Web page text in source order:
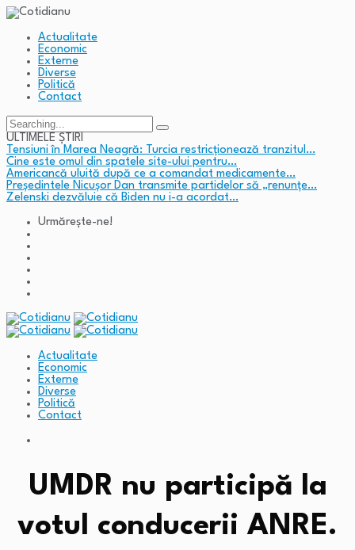
Actualitate
Economic
Externe
Diverse
Politică
Contact
Search
for:
ULTIMELE ȘTIRI
Tensiuni în Marea Neagră: Turcia restricționează tranzitul…
Cine este omul din spatele site-ului pentru…
Americancă uluită după ce a comandat medicamente…
Președintele Nicușor Dan transmite partidelor să „renunțe…
Zelenski dezvăluie că Biden nu i-a acordat…
Urmărește-ne!
Actualitate
Economic
Externe
Diverse
Politică
Contact
UMDR nu participă la
votul conducerii ANRE.